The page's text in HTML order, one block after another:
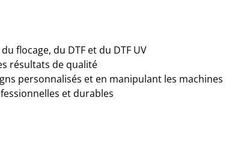
flocage, du DTF et du DTF UV
résultats de qualité
personnalisés et en manipulant les machines
et durables